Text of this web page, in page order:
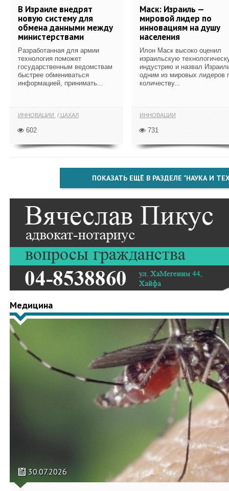
В Израиле внедрят
новую систему для
обмена данными между
министерствами
Разработанная для армии
технология поможет
государственным ведомствам
быстрее обмениваться
информацией, принимать...
ИННОВАЦИИ ЦАХАЛ
602
Маск: Израиль —
мировой лидер по
инновациям на душу
населения
Илон Маск высоко оценил
израильскую
индустрию и назвал
одним из мировых лидеров
количеству...
ИННОВАЦИИ
731
ПОКАЗАТЬ ЕЩЁ В РАЗДЕЛЕ "НАУКА И
Медицина
30.07.2026